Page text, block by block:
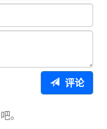
评论
。